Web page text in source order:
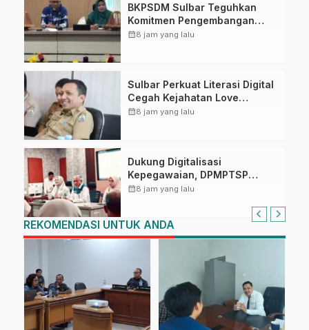
BKPSDM Sulbar Teguhkan
Komitmen Pengembangan
Kompetensi ASN melalui
calendar_month8 jam yang lalu
Sulbar Perkuat Literasi Digital
Cegah Kejahatan Love
Scamming
calendar_month8 jam yang lalu
Dukung Digitalisasi
Kepegawaian, DPMPTSP
Sulbar Siap Terapkan Aplikasi
calendar_month8 jam yang lalu
REKOMENDASI UNTUK ANDA